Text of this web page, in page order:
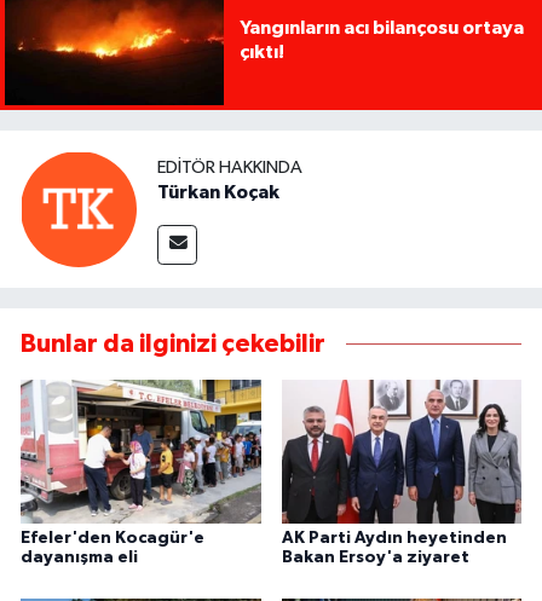
Yangınların acı bilançosu ortaya
çıktı!
EDITÖR HAKKINDA
Türkan Koçak
Bunlar da ilginizi çekebilir
Efeler'den Kocagür'e
dayanışma eli
AK Parti Aydın heyetinden
Bakan Ersoy'a ziyaret